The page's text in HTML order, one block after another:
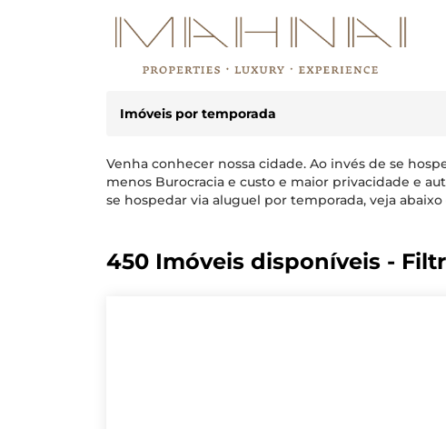
Imóveis por temporada
Venha conhecer nossa cidade. Ao invés de se
menos Burocracia e custo e maior privacidade e
se hospedar via aluguel por temporada, veja
450 Imóveis disponíveis -